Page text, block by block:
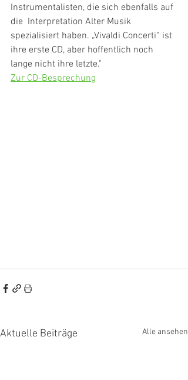
Instrumentalisten, die sich ebenfalls auf
die  Interpretation Alter Musik
spezialisiert haben. „Vivaldi Concerti“ ist
ihre erste CD, aber hoffentlich noch
lange nicht ihre letzte."
Zur CD-Besprechung
Aktuelle Beiträge Alle ansehen